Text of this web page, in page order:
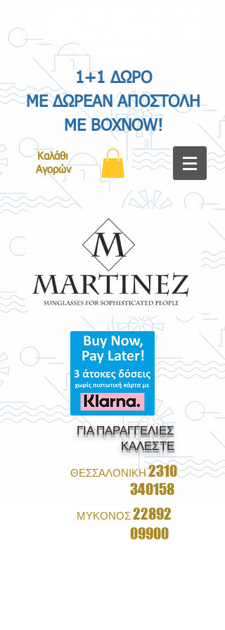
& ΔΩΡΕΑΝ ΑΠΟΣΤΟΛΗ ΜΕ
BOXNOW!
1+1 ΔΩΡΟ
ΜΕ ΔΩΡΕΑΝ ΑΠΟΣΤΟΛΗ
ΜΕ BOXNOW!
Καλάθι
Αγορών
ΓΙΑ ΠΑΡΑΓΓΕΛΙΕΣ
ΚΑΛΕΣΤΕ
ΘΕΣΣΑΛΟΝΙΚΗ2310
340158
ΜΥΚΟΝΟΣ22892
09900